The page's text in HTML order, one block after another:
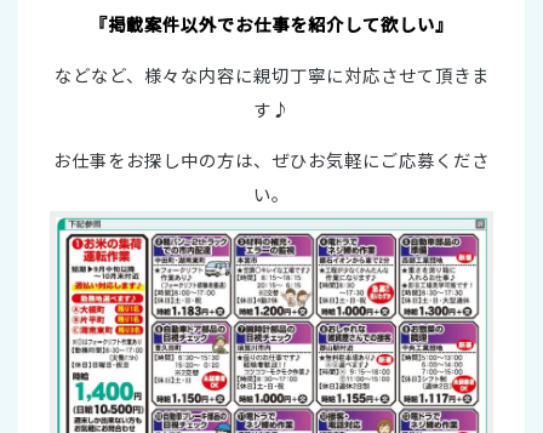
『掲載案件以外でお仕事を紹介して欲しい』
などなど、様々な内容に親切丁寧に対応させて頂きま
す♪
お仕事をお探し中の方は、ぜひお気軽にご応募くださ
い。